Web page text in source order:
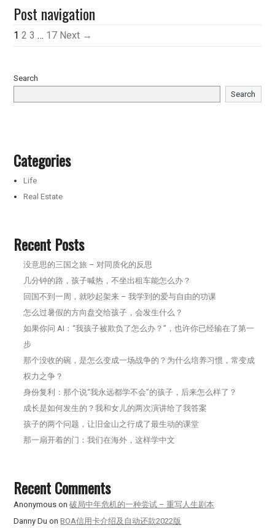
Post navigation
1 2 3 … 17 Next →
Search
Search
Categories
Life
Real Estate
Recent Posts
没意思的三国之旅 – 对同质化的反思
几分钟的路，孩子喊热，不坐出租车能怎么办？
回国不到一周，就吵起架来 – 我学到的爱与自由的功课
怎么过暑假的方向盘交给孩子，会发生什么？
如果你问 AI：“我孩子被欺负了怎么办？”，也许你已经输在了第一
步
那个没收的碗，是怎么变成一场战争的？为什么培养习惯，常变成
权力之争？
身份复利：那个说“我永远都学不会”的孩子，后来怎么样了？
成长是如何发生的？我和女儿的两次演讲给了我答案
孩子的两个问题，让旧金山之行成了最生动的课堂
那一扇开着的门：我们在海外，这样学中文
Recent Comments
Anonymous on破局中年危机的一种尝试 – 重写人生剧本
Danny Du onBOA信用卡介绍及自动还款2022版